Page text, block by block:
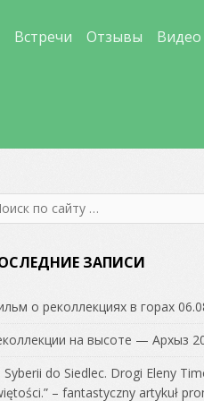
Встречи Отзывы Видео
ЗАПИСИ
о реколлекциях в горах
на высоте — Архыз
Syberii do Siedlec. Drogi Eleny
– fantastyczny artykuł